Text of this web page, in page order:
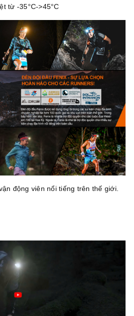
từ -35°C->45°C
động viên nổi tiếng trên thế giới.